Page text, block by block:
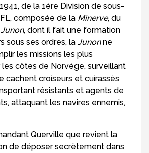
de la 1ère Division de sous-
composée de la Minerve, du
Junon, dont il fait une formation
sous ses ordres, la Junonne
les missions les plus
les côtes de Norvège, surveillant
cachent croiseurs et cuirassés
résistants et agents de
attaquant les navires ennemis,
Querville que revient la
de déposer secrètement dans